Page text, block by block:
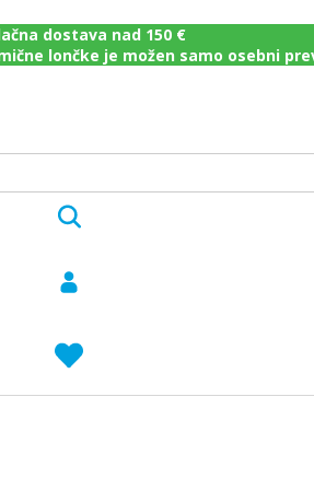
dostava nad 150 €
lončke je možen samo osebni